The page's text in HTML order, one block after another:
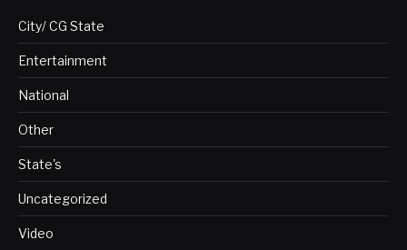
City/ CG State
Entertainment
National
Other
State's
Uncategorized
Video